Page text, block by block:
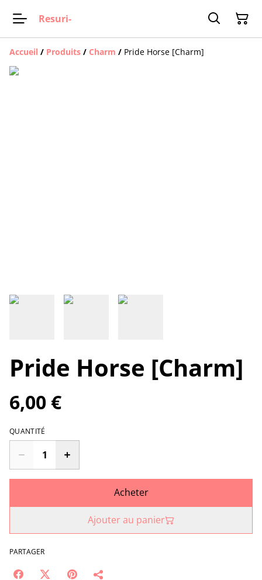
Resuri-
Accueil / Produits / Charm / Pride Horse [Charm]
Pride Horse [Charm]
6,00 €
QUANTITÉ
Acheter
Ajouter au panier
PARTAGER